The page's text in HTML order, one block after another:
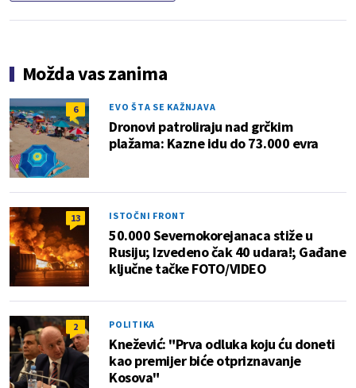
Možda vas zanima
6 EVO ŠTA SE KAŽNJAVA
Dronovi patroliraju nad grčkim
plažama: Kazne idu do 73.000 evra
13 ISTOČNI FRONT
50.000 Severnokorejanaca stiže u
Rusiju; Izvedeno čak 40 udara!; Gađane
ključne tačke FOTO/VIDEO
2 POLITIKA
Knežević: "Prva odluka koju ću doneti
kao premijer biće otpriznavanje
Kosova"